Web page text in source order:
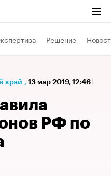
Решение
край , 13 мар 2019, 12:46
РФ по